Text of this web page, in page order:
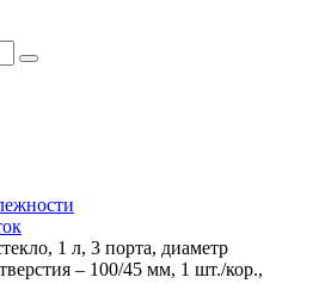
1 л, 3 порта, диаметр
– 100/45 мм, 1 шт./кор.,